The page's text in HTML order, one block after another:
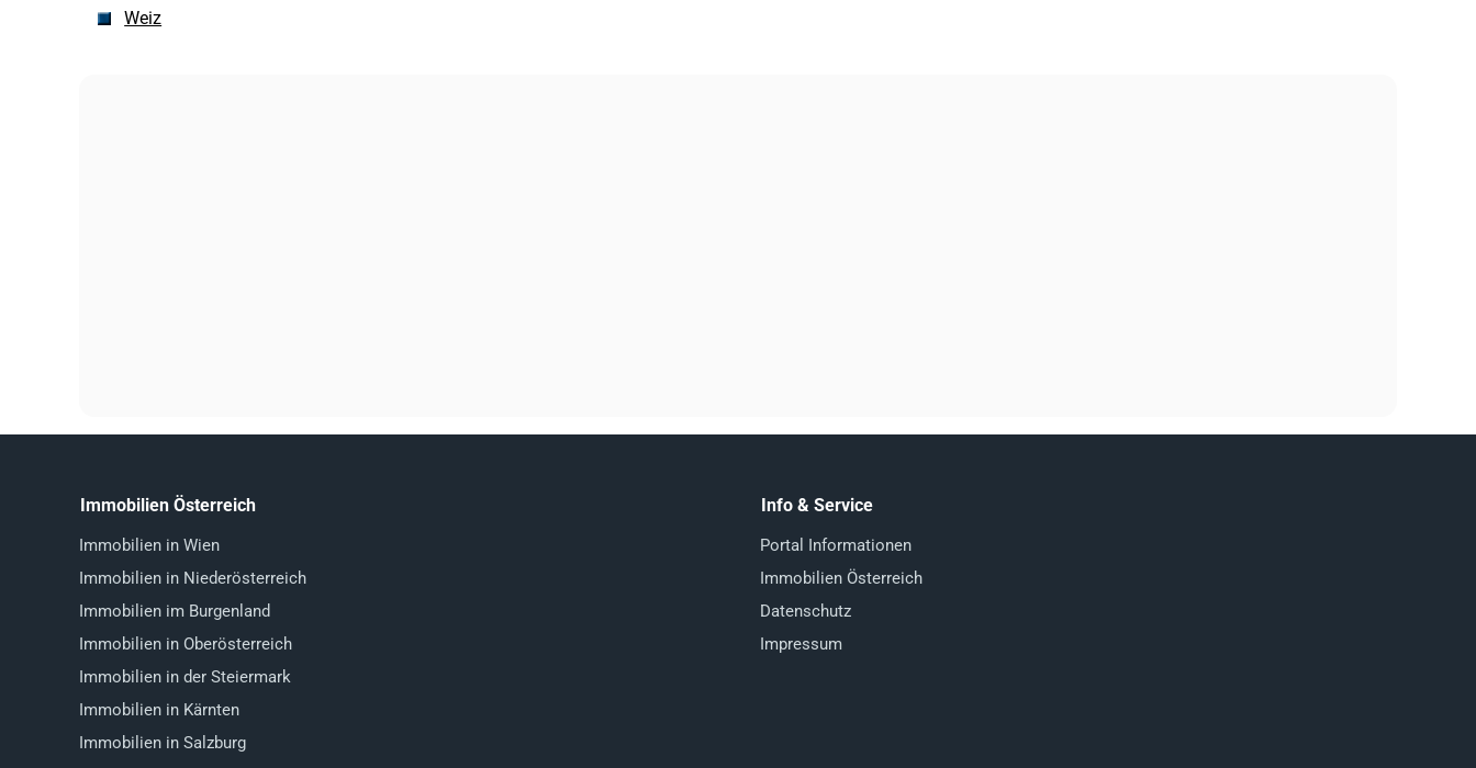
Weiz
Immobilien Österreich
Immobilien in Wien
Immobilien in Niederösterreich
Immobilien im Burgenland
Immobilien in Oberösterreich
Immobilien in der Steiermark
Immobilien in Kärnten
Immobilien in Salzburg
Info & Service
Portal Informationen
Immobilien Österreich
Datenschutz
Impressum